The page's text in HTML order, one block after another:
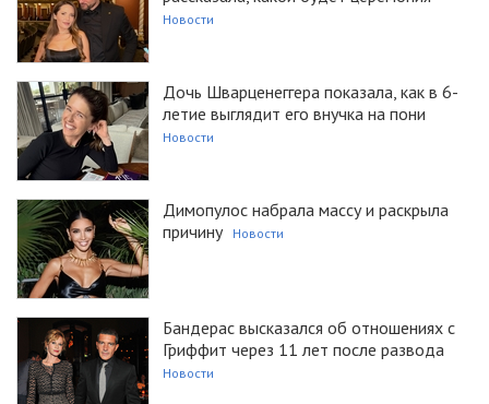
Новости
Дочь Шварценеггера показала, как в 6-
летие выглядит его внучка на пони
Новости
Димопулос набрала массу и раскрыла
причину
Новости
Бандерас высказался об отношениях с
Гриффит через 11 лет после развода
Новости